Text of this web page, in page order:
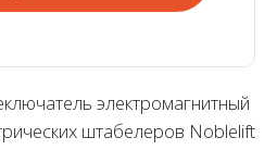
электромагнитный
штабелеров Noblelift